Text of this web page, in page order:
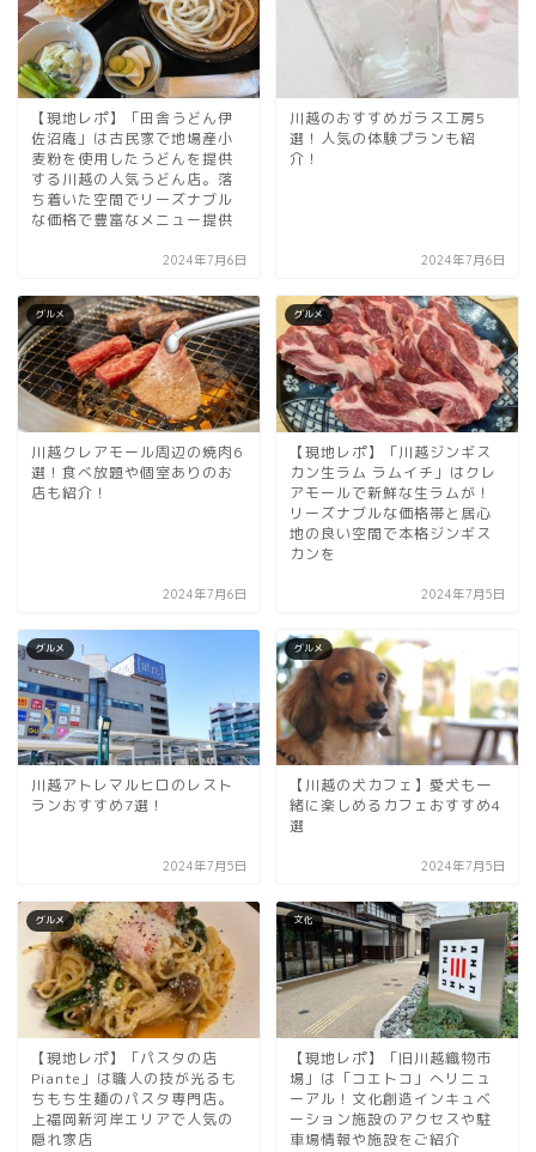
【現地レポ】「田舎うどん伊
佐沼庵」は古民家で地場産小
麦粉を使用したうどんを提供
する川越の人気うどん店。落
ち着いた空間でリーズナブル
な価格で豊富なメニュー提供
2024年7月6日
川越のおすすめガラス工房5
選！人気の体験プランも紹
介！
2024年7月6日
グルメ
川越クレアモール周辺の焼肉6
選！食べ放題や個室ありのお
店も紹介！
2024年7月6日
グルメ
【現地レポ】「川越ジンギス
カン生ラム ラムイチ」はクレ
アモールで新鮮な生ラムが！
リーズナブルな価格帯と居心
地の良い空間で本格ジンギス
カンを
2024年7月5日
グルメ
川越アトレマルヒロのレスト
ランおすすめ7選！
2024年7月5日
グルメ
【川越の犬カフェ】愛犬も一
緒に楽しめるカフェおすすめ4
選
2024年7月5日
グルメ
【現地レポ】「パスタの店
Piante」は職人の技が光るも
ちもち生麺のパスタ専門店。
上福岡新河岸エリアで人気の
隠れ家店
文化
【現地レポ】「旧川越織物市
場」は「コエトコ」へリニュ
ーアル！文化創造インキュベ
ーション施設のアクセスや駐
車場情報や施設をご紹介